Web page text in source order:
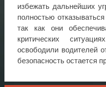
избежать дальнейших
полностью
так как они
критических
освободили водителей
безопасность остается